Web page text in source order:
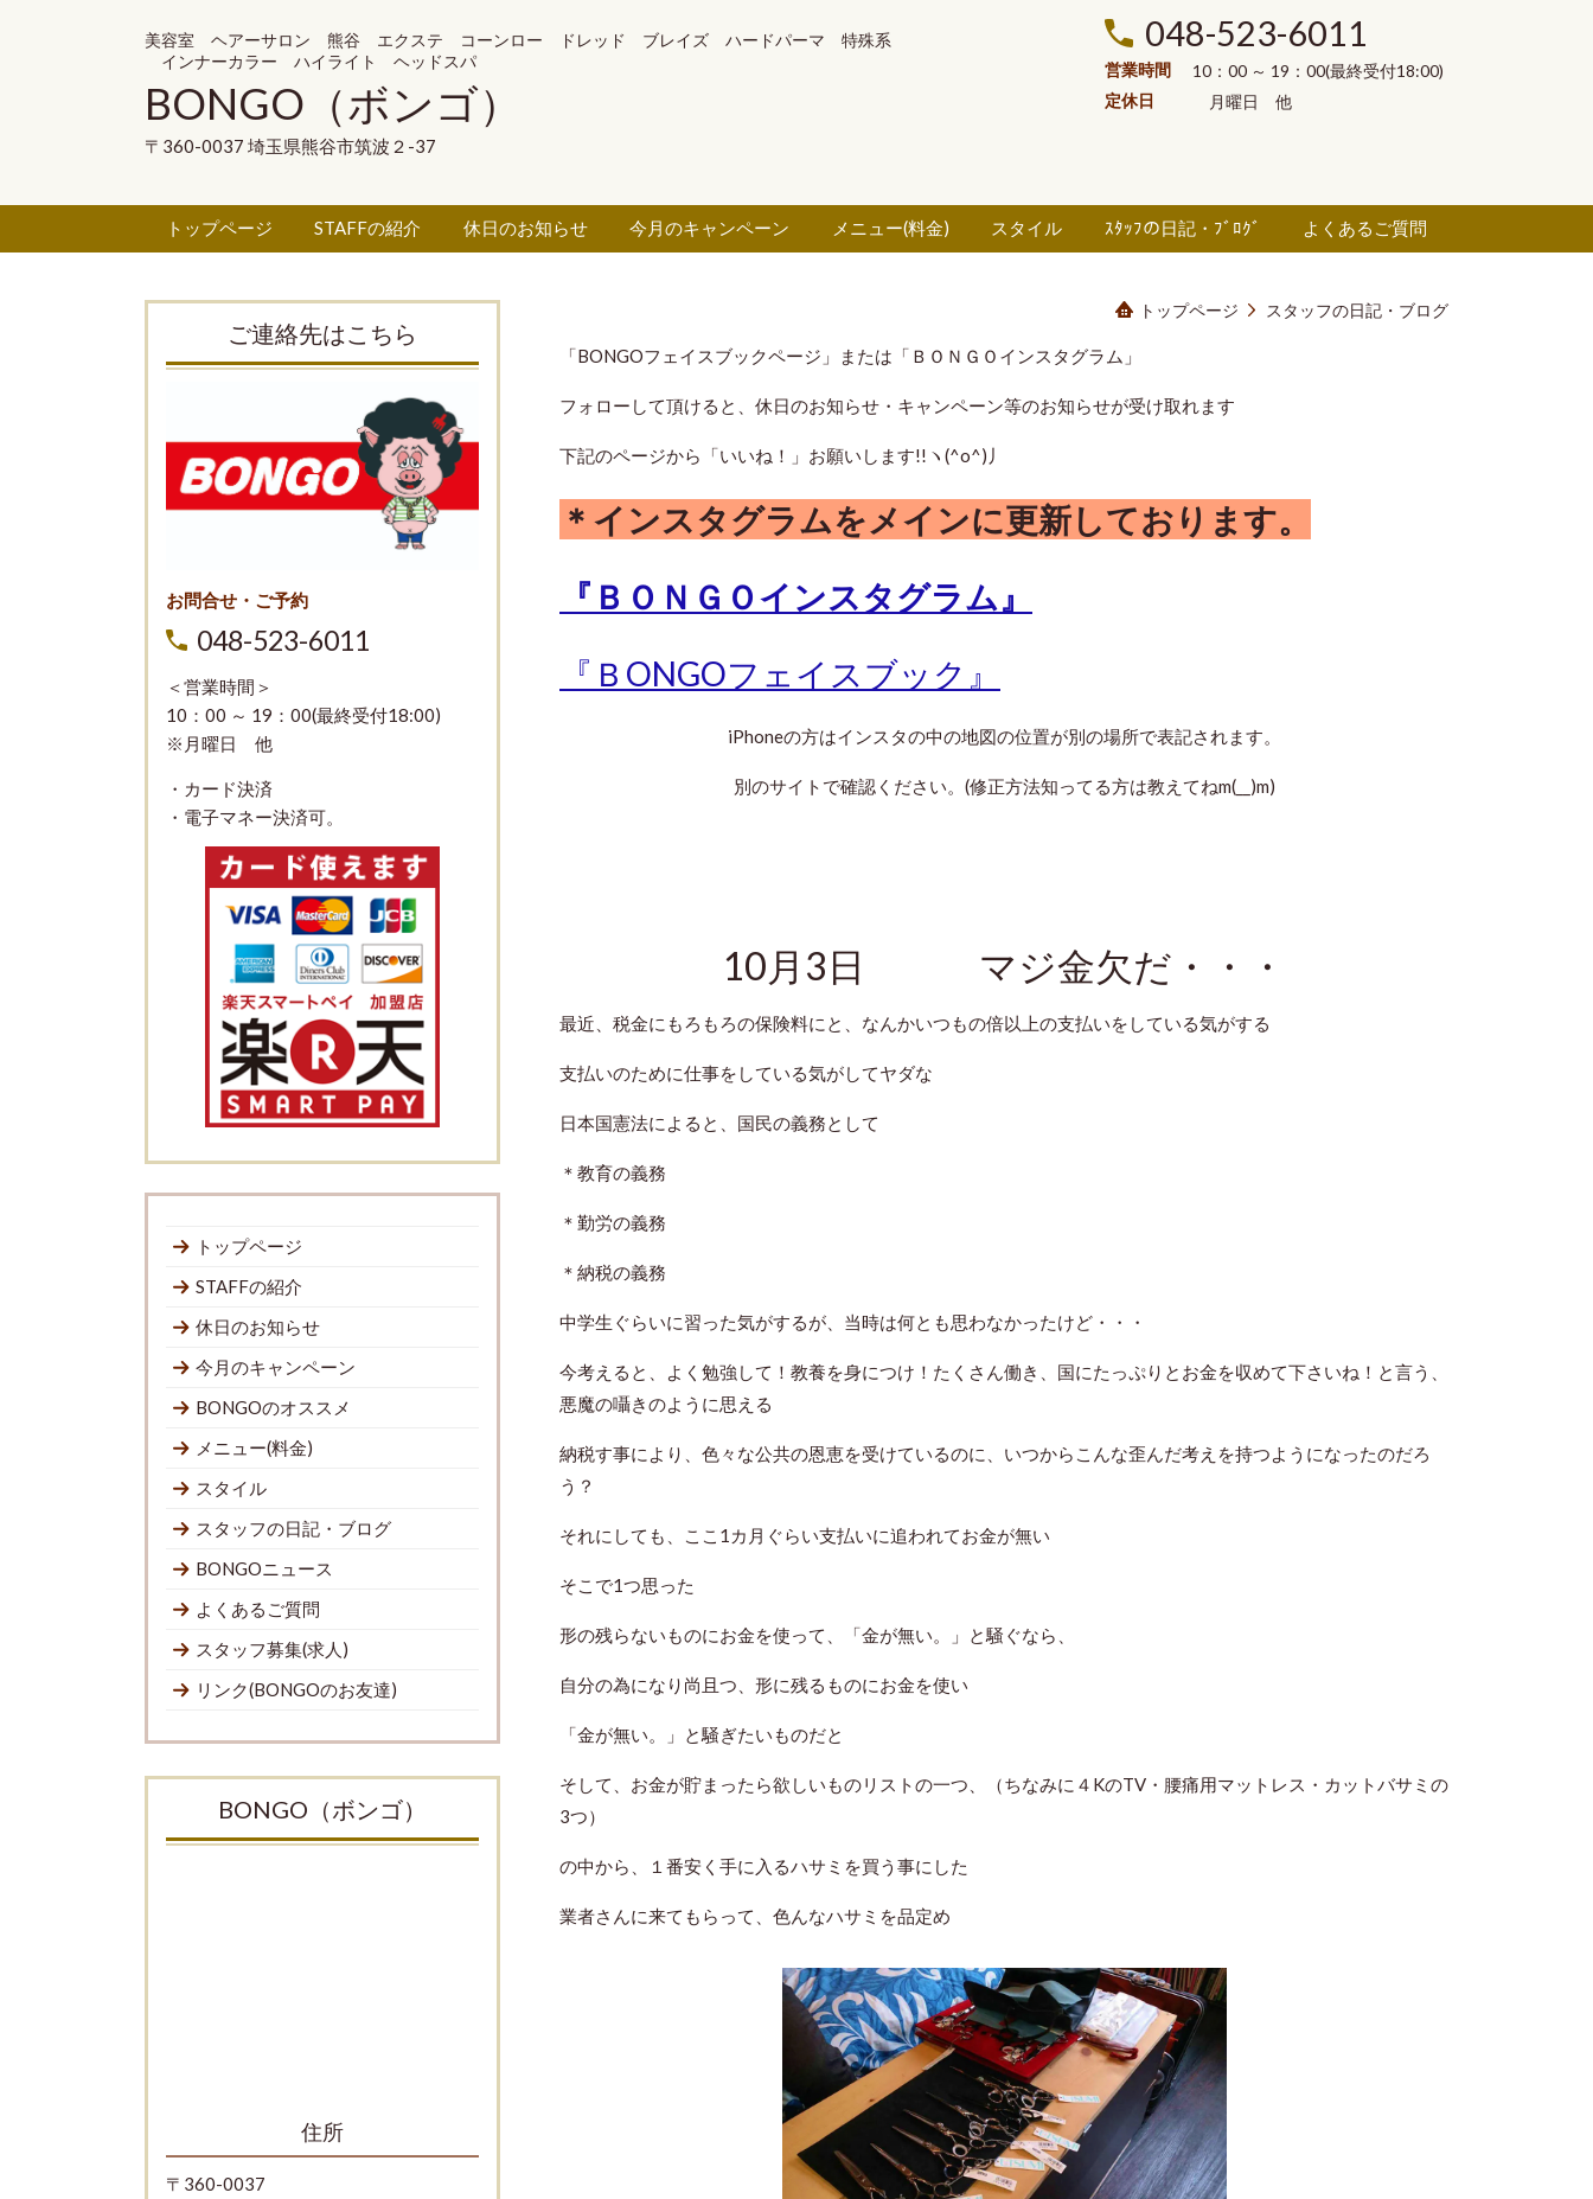
美容室 ヘアーサロン 熊谷 エクステ コーンロー ドレッド ブレイズ ハードパーマ 特殊系
インナーカラー ハイライト ヘッドスパ
BONGO（ボンゴ）
〒360-0037 埼玉県熊谷市筑波２-37
048-523-6011
営業時間
10：00 ～ 19：00(最終受付18:00)
定休日
月曜日 他
トップページ STAFFの紹介 休日のお知らせ 今月のキャンペーン メニュー(料金) スタイル ｽﾀｯﾌの日記・ﾌﾞﾛｸﾞ よくあるご質問
トップページ スタッフの日記・ブログ
「BONGOフェイスブックページ」または「ＢＯＮＧＯインスタグラム」
フォローして頂けると、休日のお知らせ・キャンペーン等のお知らせが受け取れます
下記のページから「いいね！」お願いします!!ヽ(^o^)丿
＊インスタグラムをメインに更新しております。
『ＢＯＮＧＯインスタグラム』
『ＢONGOフェイスブック』
iPhoneの方はインスタの中の地図の位置が別の場所で表記されます。
別のサイトで確認ください。(修正方法知ってる方は教えてねm(__)m)
10月3日 マジ金欠だ・・・
最近、税金にもろもろの保険料にと、なんかいつもの倍以上の支払いをしている気がする
支払いのために仕事をしている気がしてヤダな
日本国憲法によると、国民の義務として
＊教育の義務
＊勤労の義務
＊納税の義務
中学生ぐらいに習った気がするが、当時は何とも思わなかったけど・・・
今考えると、よく勉強して！教養を身につけ！たくさん働き、国にたっぷりとお金を収めて下さいね！と言う、
悪魔の囁きのように思える
納税す事により、色々な公共の恩恵を受けているのに、いつからこんな歪んだ考えを持つようになったのだろ
う？
それにしても、ここ1カ月ぐらい支払いに追われてお金が無い
そこで1つ思った
形の残らないものにお金を使って、「金が無い。」と騒ぐなら、
自分の為になり尚且つ、形に残るものにお金を使い
「金が無い。」と騒ぎたいものだと
そして、お金が貯まったら欲しいものリストの一つ、（ちなみに４KのTV・腰痛用マットレス・カットバサミの
3つ）
の中から、１番安く手に入るハサミを買う事にした
業者さんに来てもらって、色んなハサミを品定め
ご連絡先はこちら
お問合せ・ご予約
048-523-6011
＜営業時間＞
10：00 ～ 19：00(最終受付18:00)
※月曜日 他
・カード決済
・電子マネー決済可。
トップページ
STAFFの紹介
休日のお知らせ
今月のキャンペーン
BONGOのオススメ
メニュー(料金)
スタイル
スタッフの日記・ブログ
BONGOニュース
よくあるご質問
スタッフ募集(求人)
リンク(BONGOのお友達)
BONGO（ボンゴ）
住所
〒360-0037